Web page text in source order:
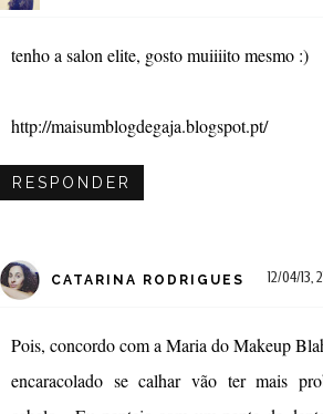
tenho a salon elite, gosto muiiiito mesmo :)
http://maisumblogdegaja.blogspot.pt/
RESPONDER
CATARINA RODRIGUES 12/04/13,
Pois, concordo com a Maria do Makeup
encaracolado se calhar vão ter mais